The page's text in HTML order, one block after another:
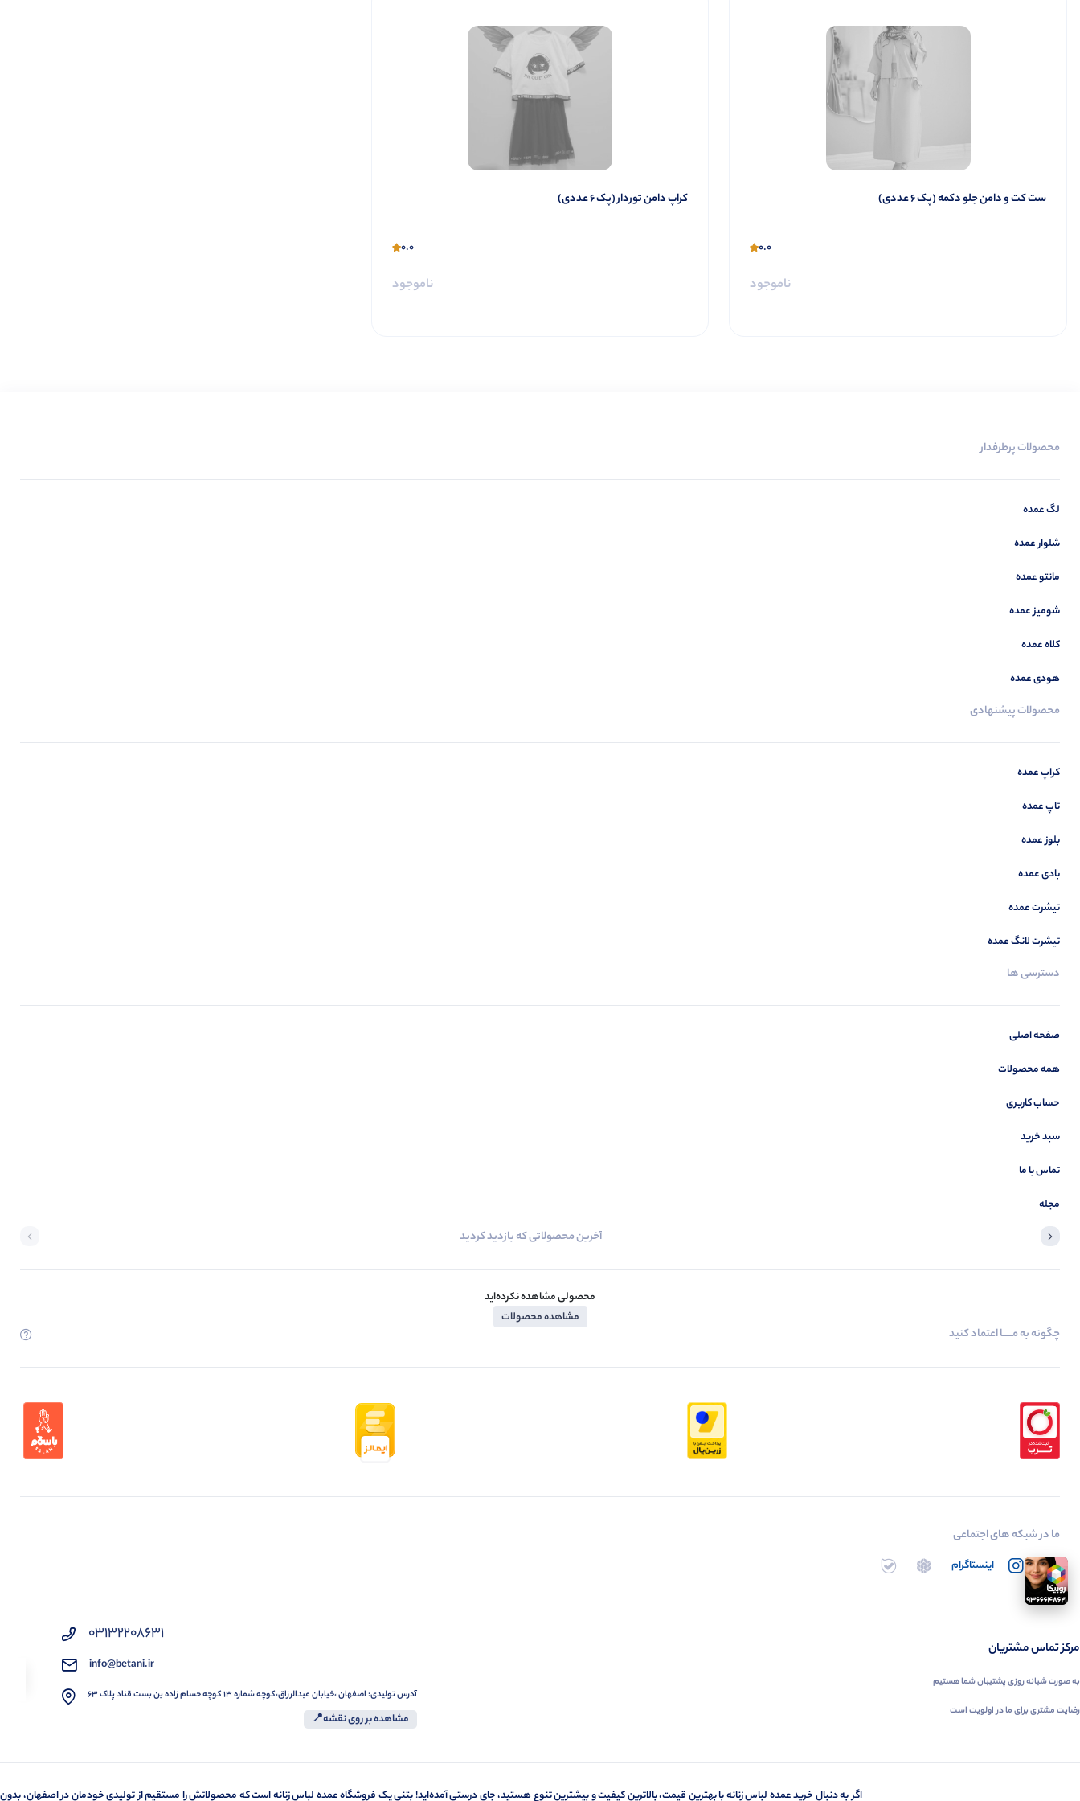
ست کت و دامن جلو دکمه (پک 6 عددی)
0.0
ناموجود
کراپ ‌دامن توردار (پک 6 عددی)
0.0
ناموجود
محصولات پرطرفدار
لگ عمده
شلوار عمده
مانتو عمده
شومیز عمده
کلاه عمده
هودی عمده
محصولات پیشنهادی
کراپ عمده
تاپ عمده
بلوز عمده
بادی عمده
تیشرت عمده
تیشرت لانگ عمده
دسترسی ها
صفحه اصلی
همه محصولات
حساب کاربری
سبد خرید
تماس با ما
مجله
آخرین محصولاتی که بازدید کردید
محصولی مشاهده نکرده‌اید
مشاهده محصولات
چگونه به مــــــا اعتماد کنید
ما در شبکه های اجتماعی
تلگرام اینستاگرام روبیکا بله
مرکز تماس مشتریان
به صورت شبانه روزی پشتیبان شما هستیم
رضایت مشتری برای ما در اولویت است
03132208631
info@betani.ir
آدرس تولیدی: اصفهان ،خیابان عبدالرزاق،کوچه شماره ۱۳ کوچه حسام زاده بن بست قناد پلاک ۶۳
مشاهده بر روی نقشه📍
اگر به دنبال خرید عمده لباس زنانه با بهترین قیمت، بالاترین کیفیت و بیشترین تنوع هستید، جای درستی آمده‌اید! بتنی یک فروشگاه عمده لباس زنانه است که محصولاتش را مستقیم از تولیدی خودمان در اصفهان، بدون